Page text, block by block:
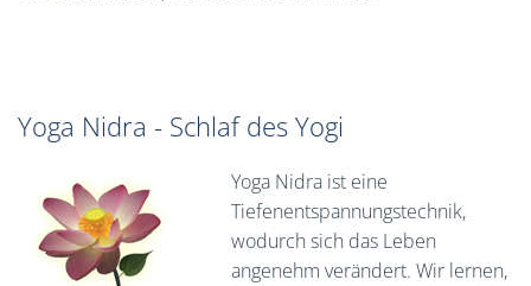
Yoga Nidra - Schlaf des Yogi
Yoga Nidra ist eine
Tiefenentspannungstechnik,
wodurch sich das Leben
angenehm verändert. Wir lernen,